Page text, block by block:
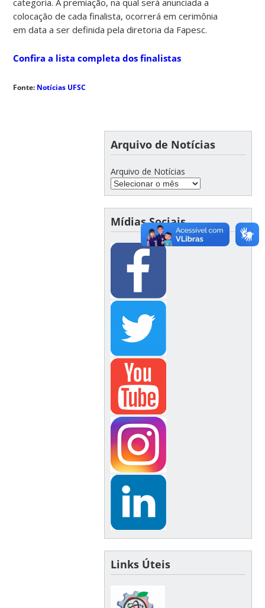
colocação de cada finalista, ocorrerá em cerimônia
em data a ser definida pela diretoria da Fapesc.
Confira a lista completa dos finalistas
Fonte: Notícias UFSC
Arquivo de Notícias
Arquivo de Notícias
Mídias Sociais
Links Úteis